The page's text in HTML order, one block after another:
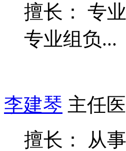
擅长： 专
专业组负...
李建琴 主任
擅长： 从